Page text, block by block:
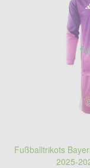
Fußballtrikots
2025-